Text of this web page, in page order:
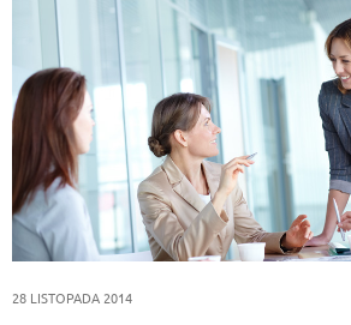
28 LISTOPADA 2014